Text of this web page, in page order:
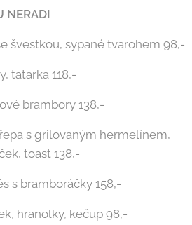
NERADI
švestkou, sypané tvarohem 98,-
tatarka 118,-
brambory 138,-
s grilovaným hermelínem,
toast 138,-
s bramboráčky 158,-
hranolky, kečup 98,-